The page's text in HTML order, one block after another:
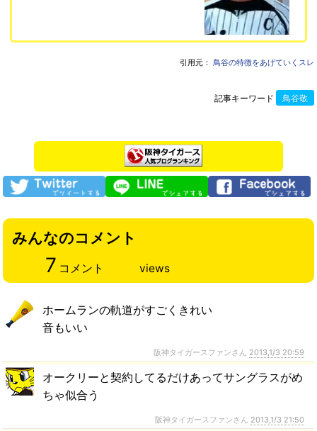
引用元： 鳥谷の特徴をあげていくスレ
記事キーワード 鳥谷敬
みんなのコメント
7 コメント views
ホームランの軌道がすごくきれい
音もいい
阪神タイガースファンさん 2013,1/3 20:59
オークリーと契約してるだけあってサングラスがめ
ちゃ似合う
阪神タイガースファンさん 2013,1/3 21:50